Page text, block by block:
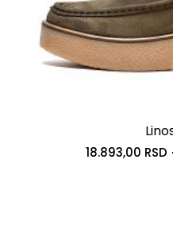
18.893,00 RSD